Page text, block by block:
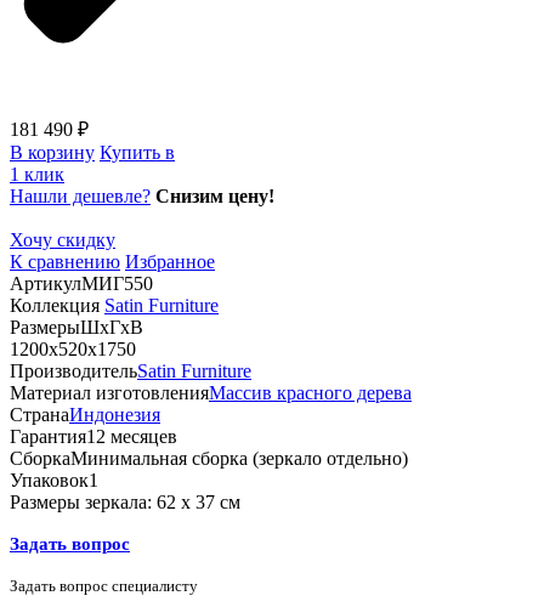
181 490 ₽
В корзину Купить в
1 клик
Нашли дешевле? Снизим цену!
Хочу скидку
К сравнению Избранное
АртикулМИГ550
Коллекция Satin Furniture
РазмерыШхГхВ
1200х520х1750
ПроизводительSatin Furniture
Материал изготовленияМассив красного дерева
СтранаИндонезия
Гарантия12 месяцев
СборкаМинимальная сборка (зеркало отдельно)
Упаковок1
Размеры зеркала: 62 х 37 см
Задать вопрос
Задать вопрос специалисту